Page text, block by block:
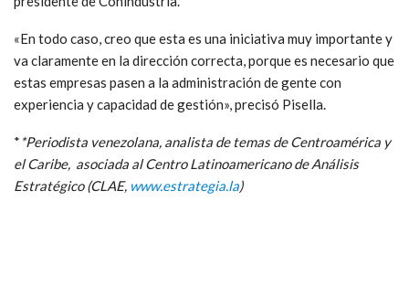
«En todo caso, creo que esta es una iniciativa muy importante y
va claramente en la dirección correcta, porque es necesario que
estas empresas pasen a la administración de gente con
experiencia y capacidad de gestión», precisó Pisella.
**Periodista venezolana, analista de temas de Centroamérica y
el Caribe, asociada al Centro Latinoamericano de Análisis
Estratégico (CLAE, www.estrategia.la)